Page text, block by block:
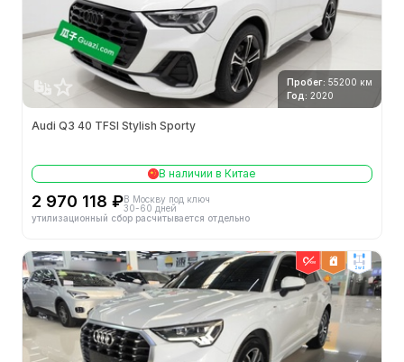
Пробег: 55200 км
Год: 2020
Audi Q3 40 TFSI Stylish Sporty
В наличии в Китае
2 970 118 ₽В Москву под ключ
30-60 дней
утилизационный сбор расчитывается отдельно
2wd